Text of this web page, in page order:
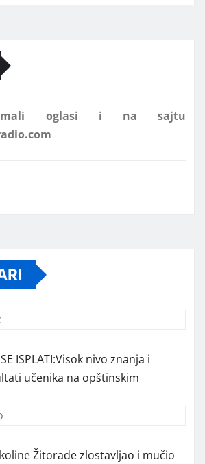
oglasi i na sajtu
ISPLATI:Visok nivo znanja i
učenika na opštinskim
Žitorađe zlostavljao i mučio